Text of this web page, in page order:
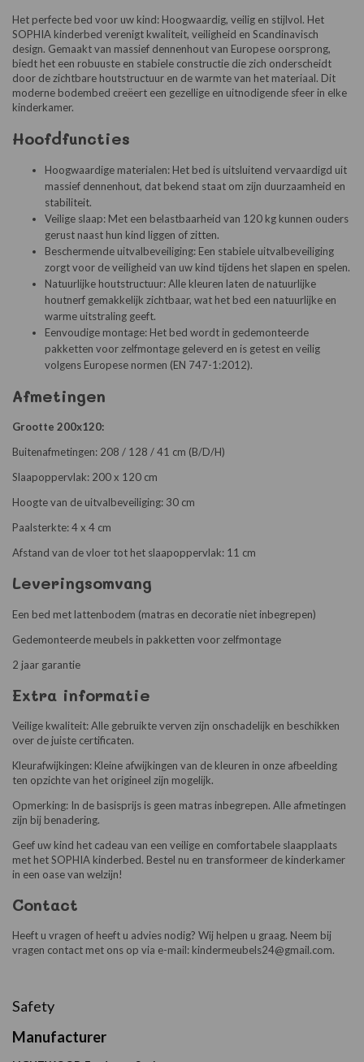
Het perfecte bed voor uw kind: Hoogwaardig, veilig en stijlvol. Het
SOPHIA kinderbed verenigt kwaliteit, veiligheid en Scandinavisch
design. Gemaakt van massief dennenhout van Europese oorsprong,
biedt het een robuuste en stabiele constructie die zich onderscheidt
door de zichtbare houtstructuur en de warmte van het materiaal. Dit
moderne bodembed creëert een gezellige en uitnodigende sfeer in elke
kinderkamer.
Hoofdfuncties
Hoogwaardige materialen: Het bed is uitsluitend vervaardigd uit
massief dennenhout, dat bekend staat om zijn duurzaamheid en
stabiliteit.
Veilige slaap: Met een belastbaarheid van 120 kg kunnen ouders
gerust naast hun kind liggen of zitten.
Beschermende uitvalbeveiliging: Een stabiele uitvalbeveiliging
zorgt voor de veiligheid van uw kind tijdens het slapen en spelen.
Natuurlijke houtstructuur: Alle kleuren laten de natuurlijke
houtnerf gemakkelijk zichtbaar, wat het bed een natuurlijke en
warme uitstraling geeft.
Eenvoudige montage: Het bed wordt in gedemonteerde
pakketten voor zelfmontage geleverd en is getest en veilig
volgens Europese normen (EN 747-1:2012).
Afmetingen
Grootte 200x120:
Buitenafmetingen: 208 / 128 / 41 cm (B/D/H)
Slaapoppervlak: 200 x 120 cm
Hoogte van de uitvalbeveiliging: 30 cm
Paalsterkte: 4 x 4 cm
Afstand van de vloer tot het slaapoppervlak: 11 cm
Leveringsomvang
Een bed met lattenbodem (matras en decoratie niet inbegrepen)
Gedemonteerde meubels in pakketten voor zelfmontage
2 jaar garantie
Extra informatie
Veilige kwaliteit: Alle gebruikte verven zijn onschadelijk en beschikken
over de juiste certificaten.
Kleurafwijkingen: Kleine afwijkingen van de kleuren in onze afbeelding
ten opzichte van het origineel zijn mogelijk.
Opmerking: In de basisprijs is geen matras inbegrepen. Alle afmetingen
zijn bij benadering.
Geef uw kind het cadeau van een veilige en comfortabele slaapplaats
met het SOPHIA kinderbed. Bestel nu en transformeer de kinderkamer
in een oase van welzijn!
Contact
Heeft u vragen of heeft u advies nodig? Wij helpen u graag. Neem bij
vragen contact met ons op via e-mail: kindermeubels24@gmail.com.
Safety
Manufacturer